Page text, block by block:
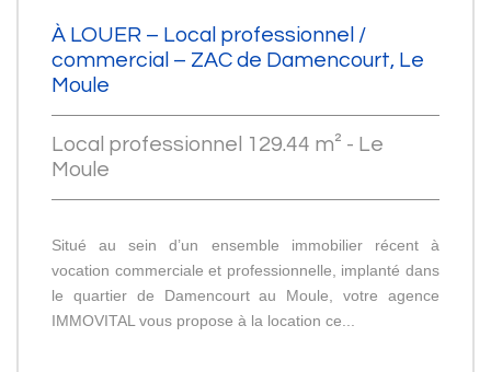
À LOUER – Local professionnel /
commercial – ZAC de Damencourt, Le
Moule
Local professionnel 129.44 m² - Le
Moule
Situé au sein d’un ensemble immobilier récent à
vocation commerciale et professionnelle, implanté dans
le quartier de Damencourt au Moule, votre agence
IMMOVITAL vous propose à la location ce...